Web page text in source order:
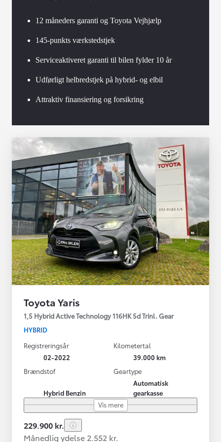
12 måneders garanti og Toyota Vejhjælp
145-punkts værkstedstjek
Serviceaktiveret garanti til bilen fylder 10 år
Udførligt helbredstjek på hybrid- og elbil
Attraktiv finansiering og forsikring
Toyota Yaris
1,5 Hybrid Active Technology 116HK 5d Trinl. Gear
HYBRID
Registreringsår
02-2022
Kilometertal
39.000 km
Brændstof
Hybrid Benzin
Geartype
Automatisk
gearkasse
Vis mere
229.900 kr.
Månedlig ydelse 2.552 kr.